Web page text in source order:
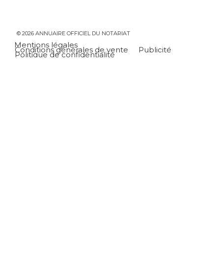
© 2026 ANNUAIRE OFFICIEL DU NOTARIAT
Mentions légales
Conditions générales de vente Publicité
Politique de confidentialité